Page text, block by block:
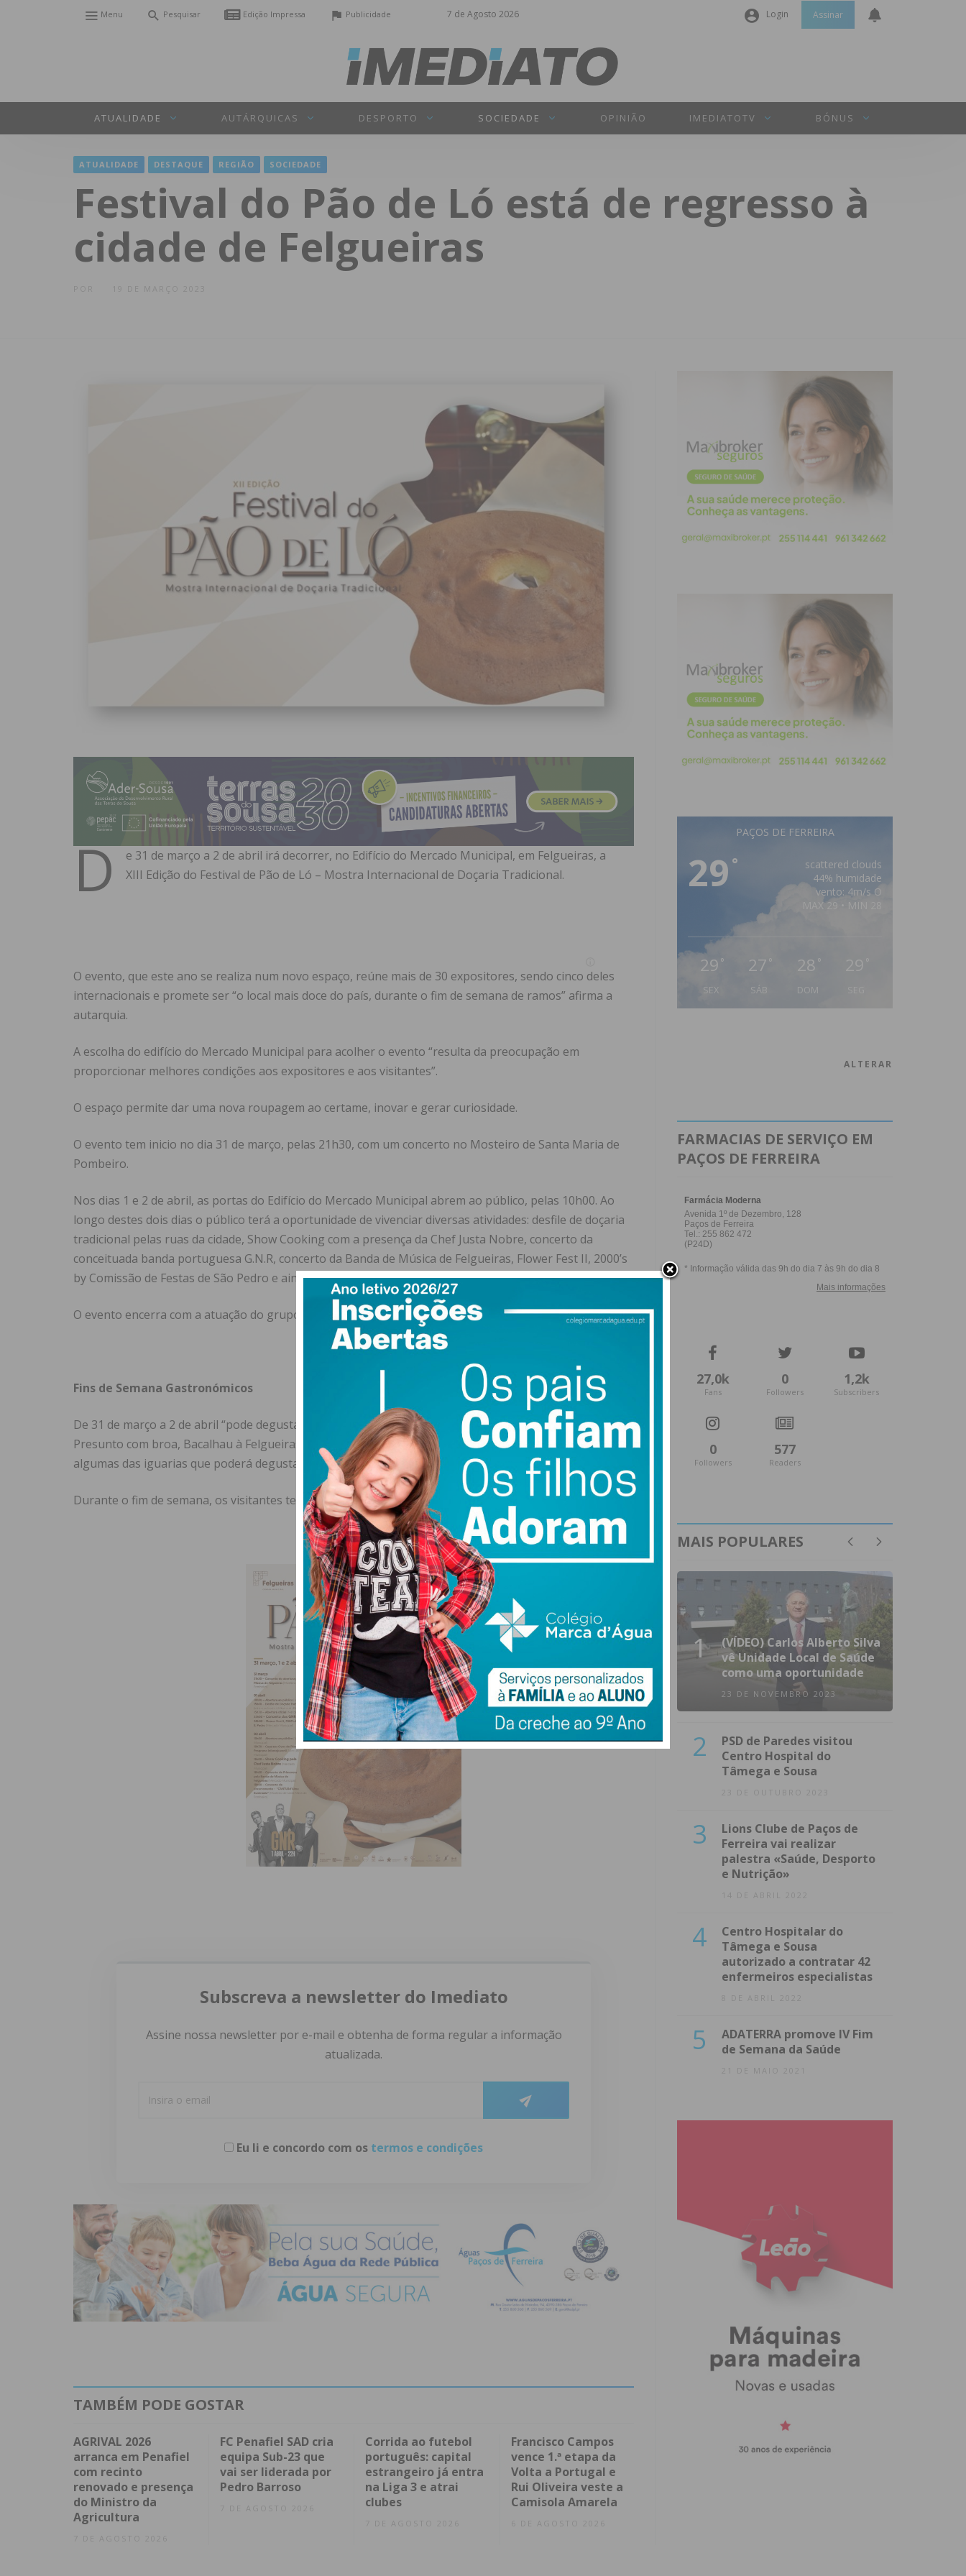
7 de Agosto 2026
Menu Pesquisar Edição Impressa Publicidade Login
Senha
INICIAR SESSÃO
Assinar
ATUALIDADE AUTÁRQUICAS DESPORTO SOCIEDADE OPINIÃO IMEDIATOTV BÓNUS
ATUALIDADE DESTAQUE REGIÃO SOCIEDADE
Festival do Pão de Ló está de regresso à
cidade de Felgueiras
19 DE MARÇO 2023
D
e 31 de março a 2 de abril irá decorrer, no Edifício do Mercado Municipal, em Felgueiras, a
XIII Edição do Festival de Pão de Ló – Mostra Internacional de Doçaria Tradicional.
O evento, que este ano se realiza num novo espaço, reúne mais de 30 expositores, sendo cinco deles
internacionais e promete ser “o local mais doce do país, durante o fim de semana de ramos” afirma a
autarquia.
A escolha do edifício do Mercado Municipal para acolher o evento “resulta da preocupação em
proporcionar melhores condições aos expositores e aos visitantes”.
O espaço permite dar uma nova roupagem ao certame, inovar e gerar curiosidade.
O evento tem inicio no dia 31 de março, pelas 21h30, com um concerto no Mosteiro de Santa Maria de
Pombeiro.
Nos dias 1 e 2 de abril, as portas do Edifício do Mercado Municipal abrem ao público, pelas 10h00. Ao
longo destes dois dias o público terá a oportunidade de vivenciar diversas atividades: desfile de doçaria
tradicional pelas ruas da cidade, Show Cooking com a presença da Chef Justa Nobre, concerto da
conceituada banda portuguesa G.N.R, concerto da Banda de Música de Felgueiras, Flower Fest II, 2000’s
by Comissão de Festas de São Pedro e ainda uma caça aos ovos para os mais novos.
O evento encerra com a atuação do grupo “Cantusd’alma” no Mosteiro de Santa Maria de Pombeiro.
Fins de Semana Gastronómicos
De 31 de março a 2 de abril “pode degustar nos restaurantes aderentes os pratos típicos selecionados.
Presunto com broa, Bacalhau à Felgueiras, pão de ló de Margaride, regados com vinho verde, são
algumas das iguarias que poderá degustar”.
Durante o fim de semana, os visitantes terão descontos nas suas estadias em Felgueiras.
Subscreva a newsletter do Imediato
Assine nossa newsletter por e-mail e obtenha de forma regular a informação
atualizada.
Eu li e concordo com os termos e condições
TAMBÉM PODE GOSTAR
AGRIVAL 2026
arranca em Penafiel
com recinto
renovado e presença
do Ministro da
Agricultura
7 DE AGOSTO 2026
FC Penafiel SAD cria
equipa Sub-23 que
vai ser liderada por
Pedro Barroso
7 DE AGOSTO 2026
Corrida ao futebol
português: capital
estrangeiro já entra
na Liga 3 e atrai
clubes
7 DE AGOSTO 2026
Francisco Campos
vence 1.ª etapa da
Volta a Portugal e
Rui Oliveira veste a
Camisola Amarela
6 DE AGOSTO 2026
PAÇOS DE FERREIRA
29 °
scattered clouds
44% humidade
vento: 4m/s O
MAX 29 • MIN 28
29 °
SEX
27 °
SÁB
28 °
DOM
29 °
ALTERAR
FARMACIAS DE SERVIÇO EM
PAÇOS DE FERREIRA
27,0k
Fans
0
Followers
1,2k
Subscribers
0
Followers
577
Readers
MAIS POPULARES
1
(VÍDEO) Carlos Alberto Silva
vê Unidade Local de Saúde
como uma oportunidade
23 DE NOVEMBRO 2023
2
PSD de Paredes visitou
Centro Hospital do
Tâmega e Sousa
23 DE OUTUBRO 2023
3
Lions Clube de Paços de
Ferreira vai realizar
palestra «Saúde, Desporto
e Nutrição»
14 DE ABRIL 2022
4
Centro Hospitalar do
Tâmega e Sousa
autorizado a contratar 42
enfermeiros especialistas
8 DE ABRIL 2022
5
ADATERRA promove IV Fim
de Semana da Saúde
21 DE MAIO 2021